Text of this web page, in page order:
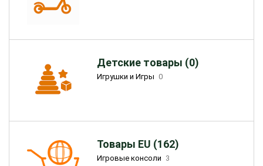
Детские товары (0)
Игрушки и Игры 0
Товары EU (162)
Игровые консоли 3